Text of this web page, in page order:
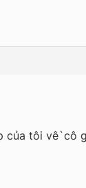
của tôi vê`cô